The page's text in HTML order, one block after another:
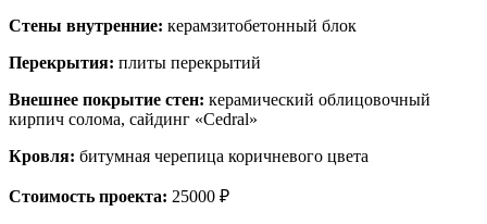
Стены внутренние: керамзитобетонный блок
Перекрытия: плиты перекрытий
Внешнее покрытие стен: керамический облицовочный
кирпич солома, сайдинг «Cedral»
Кровля: битумная черепица коричневого цвета
Стоимость проекта: 25000 ₽